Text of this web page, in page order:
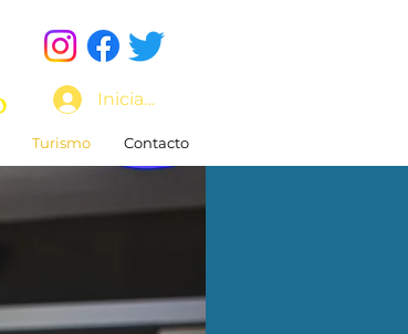
Iniciar sesión
Turismo Contacto